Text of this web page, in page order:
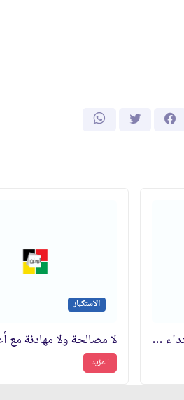
طبيعة القوى المستكبرة: الإعتداء والتسلط والنهب
الاستكبار
المزيد